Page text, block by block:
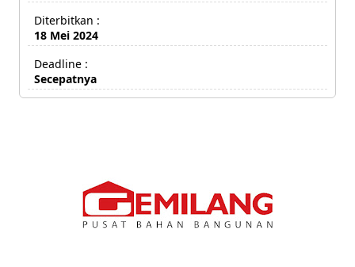
Diterbitkan :
18 Mei 2024
Deadline :
Secepatnya